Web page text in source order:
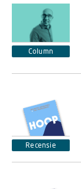
Column
Recensie